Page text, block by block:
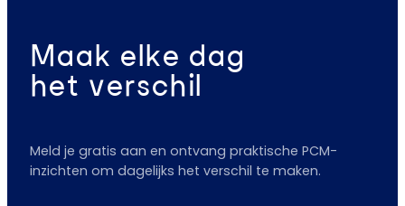
Maak elke dag
het verschil
Meld je gratis aan en ontvang praktische PCM-
inzichten om dagelijks het verschil te maken.